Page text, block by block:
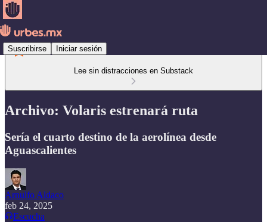
Suscribirse Iniciar sesión
Lee sin distracciones en Substack
Archivo: Volaris estrenará ruta
Sería el cuarto destino de la aerolínea desde
Aguascalientes
Arnulfo Aldaco
feb 24, 2025
Escucha